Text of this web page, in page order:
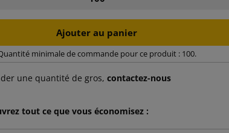
Ajouter au panier
minimale de commande pour ce produit : 100.
une quantité de gros, contactez-nous
tout ce que vous économisez :